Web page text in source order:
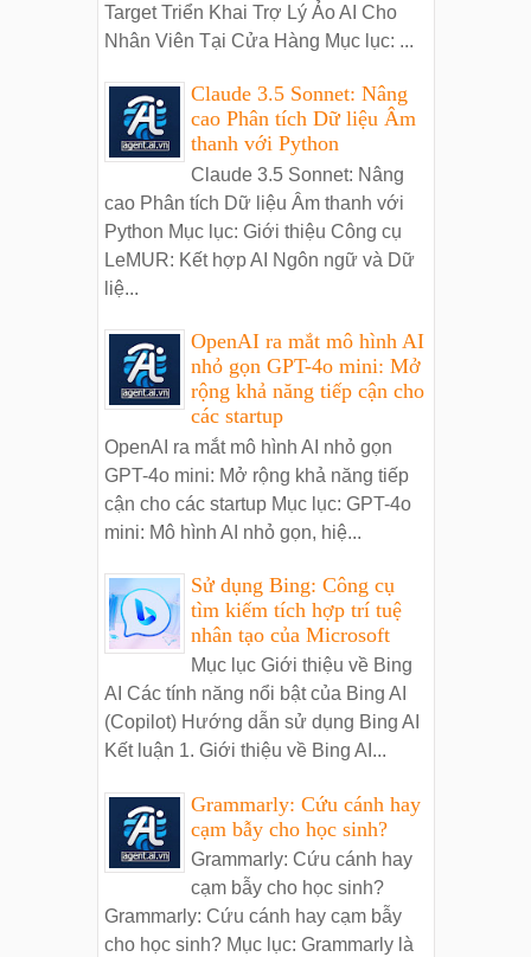
Target Triển Khai Trợ Lý Ảo AI Cho
Nhân Viên Tại Cửa Hàng Mục lục: ...
Claude 3.5 Sonnet: Nâng
cao Phân tích Dữ liệu Âm
thanh với Python
Claude 3.5 Sonnet: Nâng
cao Phân tích Dữ liệu Âm thanh với
Python Mục lục: Giới thiệu Công cụ
LeMUR: Kết hợp AI Ngôn ngữ và Dữ
liệ...
OpenAI ra mắt mô hình AI
nhỏ gọn GPT-4o mini: Mở
rộng khả năng tiếp cận cho
các startup
OpenAI ra mắt mô hình AI nhỏ gọn
GPT-4o mini: Mở rộng khả năng tiếp
cận cho các startup Mục lục: GPT-4o
mini: Mô hình AI nhỏ gọn, hiệ...
Sử dụng Bing: Công cụ
tìm kiếm tích hợp trí tuệ
nhân tạo của Microsoft
Mục lục Giới thiệu về Bing
AI Các tính năng nổi bật của Bing AI
(Copilot) Hướng dẫn sử dụng Bing AI
Kết luận 1. Giới thiệu về Bing AI...
Grammarly: Cứu cánh hay
cạm bẫy cho học sinh?
Grammarly: Cứu cánh hay
cạm bẫy cho học sinh?
Grammarly: Cứu cánh hay cạm bẫy
cho học sinh? Mục lục: Grammarly là